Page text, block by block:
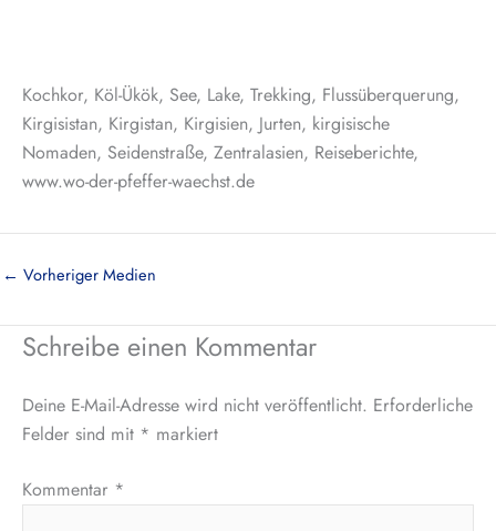
Kochkor, Köl-Ükök, See, Lake, Trekking, Flussüberquerung,
Kirgisistan, Kirgistan, Kirgisien, Jurten, kirgisische
Nomaden, Seidenstraße, Zentralasien, Reiseberichte,
www.wo-der-pfeffer-waechst.de
← Vorheriger Medien
Schreibe einen Kommentar
Deine E-Mail-Adresse wird nicht veröffentlicht. Erforderliche
Felder sind mit * markiert
Kommentar *